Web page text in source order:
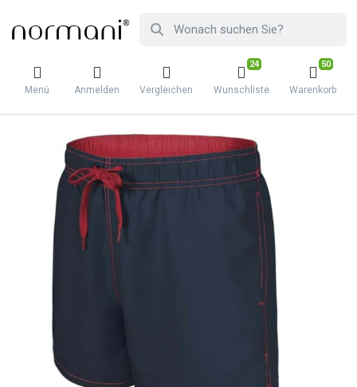
Menü Anmelden Vergleichen
24
Wunschliste
50
Warenkorb